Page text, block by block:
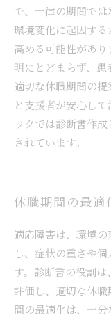
で、一律の期間で
環境変化に起因す
高める可能性があ
明にとどまらず、
適切な休職期間の
と支援者が安心し
ックでは診断書作
されています。
休職期間の最適
適応障害は、環境
し、症状の重さや
す。診断書の役割
評価し、適切な休
間の最適化は、十